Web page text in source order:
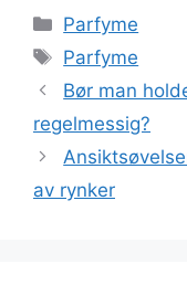
Kategorier
Parfyme
Stikkord
Parfyme
Bør man
regelmessig?
av rynker